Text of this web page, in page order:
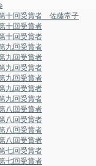
十回受賞者 佐藤常子
十回受賞者
十回受賞者
九回受賞者
九回受賞者
九回受賞者
九回受賞者
九回受賞者
九回受賞者
八回受賞者
八回受賞者
八回受賞者
八回受賞者
七回受賞者
七回受賞者